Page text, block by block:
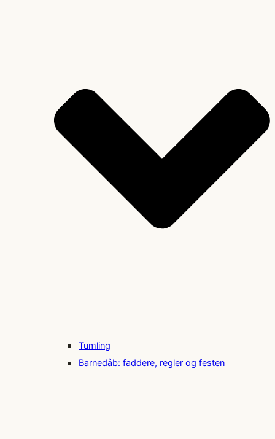
Tumling
Barnedåb: faddere, regler og festen